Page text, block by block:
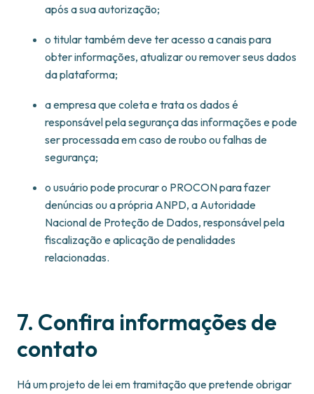
após a sua autorização;
o titular também deve ter acesso a canais para
obter informações, atualizar ou remover seus dados
da plataforma;
a empresa que coleta e trata os dados é
responsável pela segurança das informações e pode
ser processada em caso de roubo ou falhas de
segurança;
o usuário pode procurar o PROCON para fazer
denúncias ou a própria ANPD, a Autoridade
Nacional de Proteção de Dados, responsável pela
fiscalização e aplicação de penalidades
relacionadas.
7. Confira informações de
contato
Há um projeto de lei em tramitação que pretende obrigar